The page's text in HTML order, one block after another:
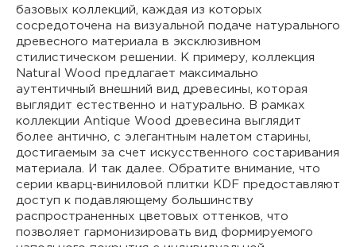
базовых коллекций, каждая из которых
сосредоточена на визуальной подаче натурального
древесного материала в эксклюзивном
стилистическом решении. К примеру, коллекция
Natural Wood предлагает максимально
аутентичный внешний вид древесины, которая
выглядит естественно и натурально. В рамках
коллекции Antique Wood древесина выглядит
более антично, с элегантным налетом старины,
достигаемым за счет искусственного состаривания
материала. И так далее. Обратите внимание, что
серии кварц-виниловой плитки KDF предоставляют
доступ к подавляющему большинству
распространенных цветовых оттенков, что
позволяет гармонизировать вид формируемого